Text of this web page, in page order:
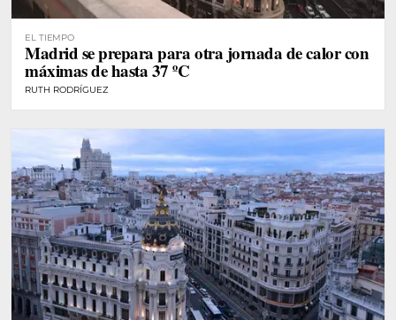
EL TIEMPO
Madrid se prepara para otra jornada de calor con
máximas de hasta 37 ºC
RUTH RODRÍGUEZ